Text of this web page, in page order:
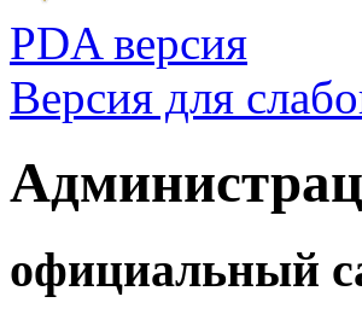
PDA версия
Версия для
официальный